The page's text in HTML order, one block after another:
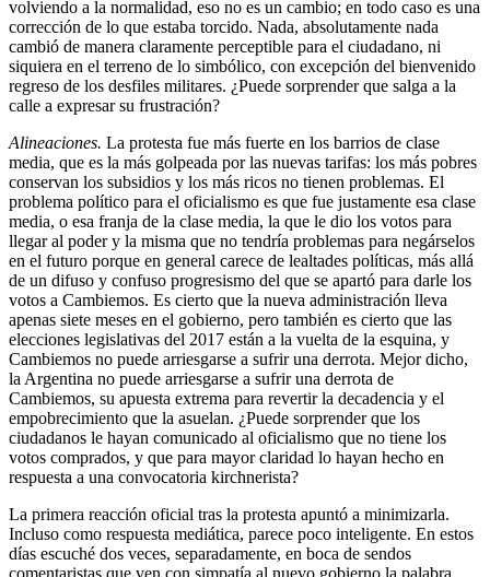
volviendo a la normalidad, eso no es un cambio; en todo caso es una
corrección de lo que estaba torcido. Nada, absolutamente nada
cambió de manera claramente perceptible para el ciudadano, ni
siquiera en el terreno de lo simbólico, con excepción del bienvenido
regreso de los desfiles militares. ¿Puede sorprender que salga a la
calle a expresar su frustración?
Alineaciones. La protesta fue más fuerte en los barrios de clase
media, que es la más golpeada por las nuevas tarifas: los más pobres
conservan los subsidios y los más ricos no tienen problemas. El
problema político para el oficialismo es que fue justamente esa clase
media, o esa franja de la clase media, la que le dio los votos para
llegar al poder y la misma que no tendría problemas para negárselos
en el futuro porque en general carece de lealtades políticas, más allá
de un difuso y confuso progresismo del que se apartó para darle los
votos a Cambiemos. Es cierto que la nueva administración lleva
apenas siete meses en el gobierno, pero también es cierto que las
elecciones legislativas del 2017 están a la vuelta de la esquina, y
Cambiemos no puede arriesgarse a sufrir una derrota. Mejor dicho,
la Argentina no puede arriesgarse a sufrir una derrota de
Cambiemos, su apuesta extrema para revertir la decadencia y el
empobrecimiento que la asuelan. ¿Puede sorprender que los
ciudadanos le hayan comunicado al oficialismo que no tiene los
votos comprados, y que para mayor claridad lo hayan hecho en
respuesta a una convocatoria kirchnerista?
La primera reacción oficial tras la protesta apuntó a minimizarla.
Incluso como respuesta mediática, parece poco inteligente. En estos
días escuché dos veces, separadamente, en boca de sendos
comentaristas que ven con simpatía al nuevo gobierno la palabra